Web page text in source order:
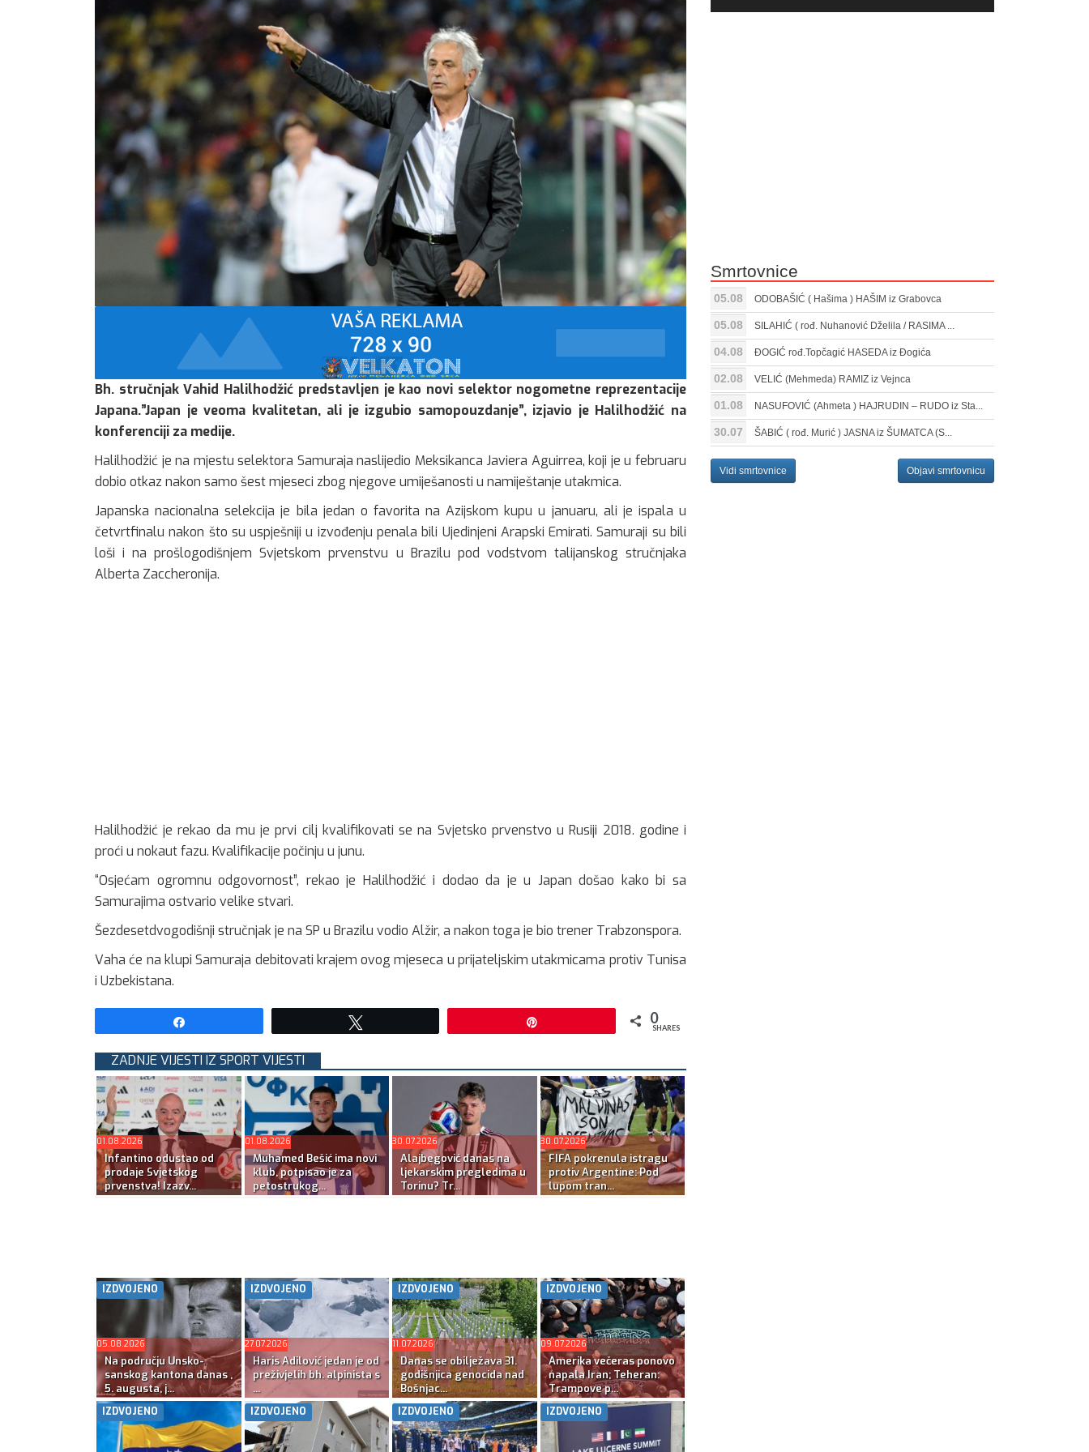
Bh. stručnjak Vahid Halilhodžić predstavljen je kao novi selektor nogometne reprezentacije
Japana.”Japan je veoma kvalitetan, ali je izgubio samopouzdanje”, izjavio je Halilhodžić na
konferenciji za medije.
Halilhodžić je na mjestu selektora Samuraja naslijedio Meksikanca Javiera Aguirrea, koji je u februaru
dobio otkaz nakon samo šest mjeseci zbog njegove umiješanosti u namiještanje utakmica.
Japanska nacionalna selekcija je bila jedan o favorita na Azijskom kupu u januaru, ali je ispala u
četvrtfinalu nakon što su uspješniji u izvođenju penala bili Ujedinjeni Arapski Emirati. Samuraji su bili
loši i na prošlogodišnjem Svjetskom prvenstvu u Brazilu pod vodstvom talijanskog stručnjaka
Alberta Zaccheronija.
Halilhodžić je rekao da mu je prvi cilj kvalifikovati se na Svjetsko prvenstvo u Rusiji 2018. godine i
proći u nokaut fazu. Kvalifikacije počinju u junu.
“Osjećam ogromnu odgovornost”, rekao je Halilhodžić i dodao da je u Japan došao kako bi sa
Samurajima ostvario velike stvari.
Šezdesetdvogodišnji stručnjak je na SP u Brazilu vodio Alžir, a nakon toga je bio trener Trabzonspora.
Vaha će na klupi Samuraja debitovati krajem ovog mjeseca u prijateljskim utakmicama protiv Tunisa
i Uzbekistana.
0
SHARES
ZADNJE VIJESTI IZ SPORT VIJESTI
01.08.2026
Infantino odustao od
prodaje Svjetskog
prvenstva! Izazv...
01.08.2026
Muhamed Bešić ima novi
klub, potpisao je za
petostrukog...
30.07.2026
Alajbegović danas na
ljekarskim pregledima u
Torinu? Tr...
30.07.2026
FIFA pokrenula istragu
protiv Argentine: Pod
lupom tran...
IZDVOJENO
05.08.2026
Na području Unsko-
sanskog kantona danas ,
5. augusta, j...
IZDVOJENO
27.07.2026
Haris Adilović jedan je od
preživjelih bh. alpinista s
...
IZDVOJENO
11.07.2026
Danas se obilježava 31.
godišnjica genocida nad
Bošnjac...
IZDVOJENO
09.07.2026
Amerika večeras ponovo
napala Iran; Teheran:
Trampove p...
IZDVOJENO IZDVOJENO IZDVOJENO IZDVOJENO
Gore/Dole
Smrtovnice
05.08 ODOBAŠIĆ ( Hašima ) HAŠIM iz Grabovca
05.08 SILAHIĆ ( rođ. Nuhanović Dželila / RASIMA ...
04.08 ĐOGIĆ rođ.Topčagić HASEDA iz Đogića
02.08 VELIĆ (Mehmeda) RAMIZ iz Vejnca
01.08 NASUFOVIĆ (Ahmeta ) HAJRUDIN – RUDO iz Sta...
30.07 ŠABIĆ ( rođ. Murić ) JASNA iz ŠUMATCA (S...
Vidi smrtovnice Objavi smrtovnicu